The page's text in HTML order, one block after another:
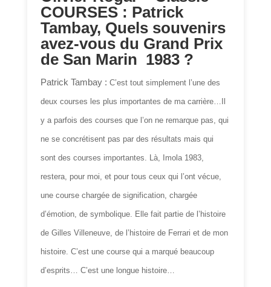
COURSES : Patrick
Tambay, Quels souvenirs
avez-vous du Grand Prix
de San Marin 1983 ?
Patrick Tambay :C’est tout simplement l’une des
deux courses les plus importantes de ma carrière…Il
y a parfois des courses que l’on ne remarque pas, qui
ne se concrétisent pas par des résultats mais qui
sont des courses importantes. Là, Imola 1983,
restera, pour moi, et pour tous ceux qui l’ont vécue,
une course chargée de signification, chargée
d’émotion, de symbolique. Elle fait partie de l’histoire
de Gilles Villeneuve, de l’histoire de Ferrari et de mon
histoire. C’est une course qui a marqué beaucoup
d’esprits… C’est une longue histoire…